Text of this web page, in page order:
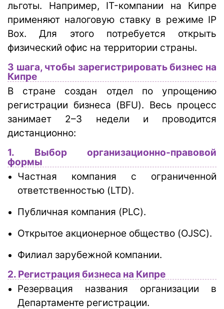
льготы. Например, IT-компании на Кипре
применяют налоговую ставку в режиме IP
Box. Для этого потребуется открыть
физический офис на территории страны.
3 шага, чтобы зарегистрировать бизнес на
Кипре
В стране создан отдел по упрощению
регистрации бизнеса (BFU). Весь процесс
занимает 2–3 недели и проводится
дистанционно:
1. Выбор организационно-правовой
формы
Частная компания с ограниченной
ответственностью (LTD).
Публичная компания (PLC).
Открытое акционерное общество (OJSC).
Филиал зарубежной компании.
2. Регистрация бизнеса на Кипре
Резервация названия организации в
Департаменте регистрации.